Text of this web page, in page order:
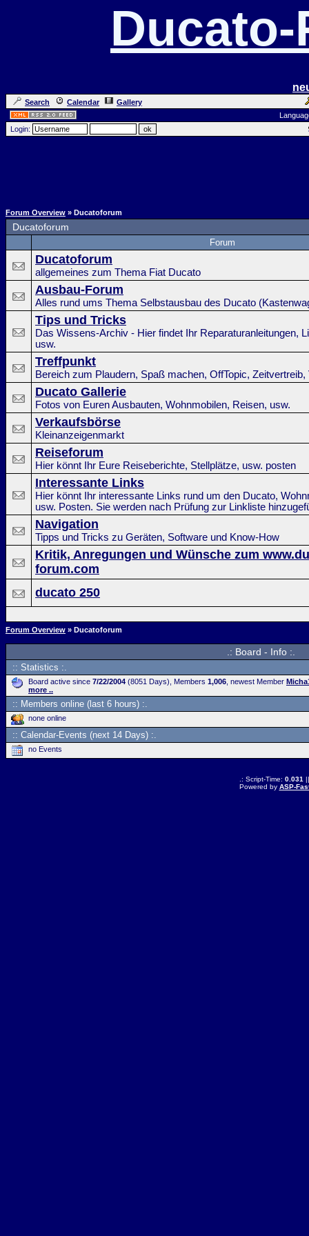
Search Calendar
Gallery
Login:
Forum Overview » Ducatoforum
Ducatoforum
Forum
Ducatoforum
allgemeines zum Thema Fiat Ducato
Ausbau-Forum
Alles rund ums Thema Selbstausbau des Ducato
Tips und Tricks
Das Wissens-Archiv - Hier findet Ihr Reparaturanleitungen,
usw.
Treffpunkt
Bereich zum Plaudern, Spaß machen, OffTopic, Zeitvertreib,
Ducato Gallerie
Fotos von Euren Ausbauten, Wohnmobilen, Reisen, usw.
Verkaufsbörse
Kleinanzeigenmarkt
Reiseforum
Hier könnt Ihr Eure Reiseberichte, Stellplätze, usw. posten
Interessante Links
Hier könnt Ihr interessante Links rund um den Ducato,
usw. Posten. Sie werden nach Prüfung zur Linkliste
Navigation
Tipps und Tricks zu Geräten, Software und Know-How
Kritik, Anregungen und Wünsche zum
forum.com
ducato 250
Forum Overview » Ducatoforum
.: Board - Info :.
:: Statistics :.
Board active since 7/22/2004 (8051 Days), Members 1,006 , newest Member
more ..
:: Members online (last 6 hours) :.
none online
:: Calendar-Events (next 14 Days) :.
no Events
.: Script-Time: 0.031
Powered by ASP-